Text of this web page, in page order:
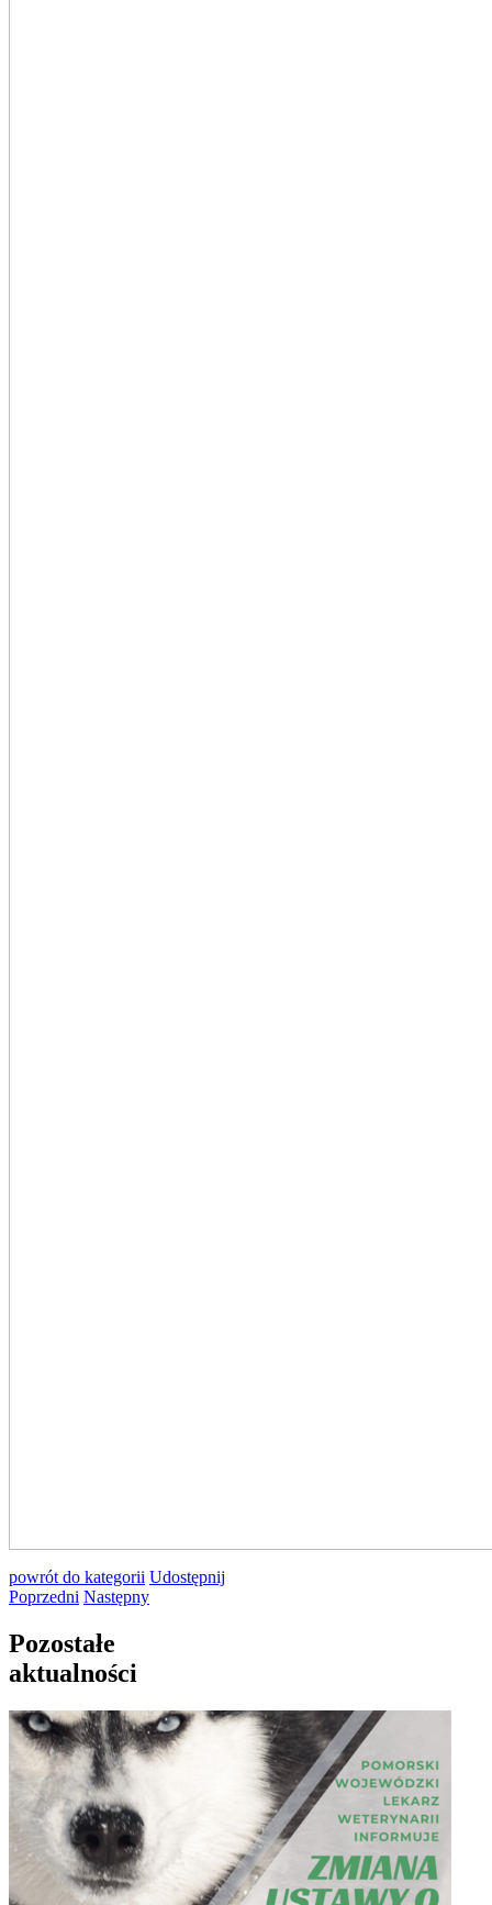
powrót do kategorii Udostępnij
Poprzedni Następny
Pozostałe
aktualności